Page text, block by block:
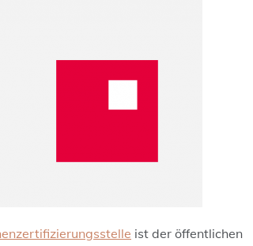
ist der öffentlichen